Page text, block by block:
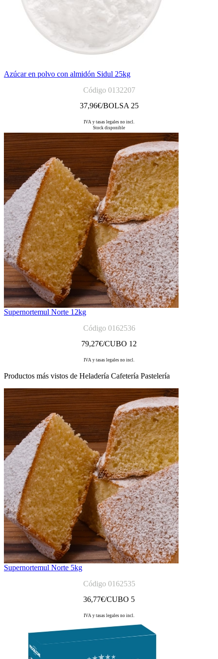
Azúcar en polvo con almidón Sidul 25kg
Código 0132207
37,96€/BOLSA 25
IVA y tasas legales no incl.
Stock disponible
Supernortemul Norte 12kg
Código 0162536
79,27€/CUBO 12
IVA y tasas legales no incl.
Productos más vistos de Heladería Cafetería Pastelería
Supernortemul Norte 5kg
Código 0162535
36,77€/CUBO 5
IVA y tasas legales no incl.